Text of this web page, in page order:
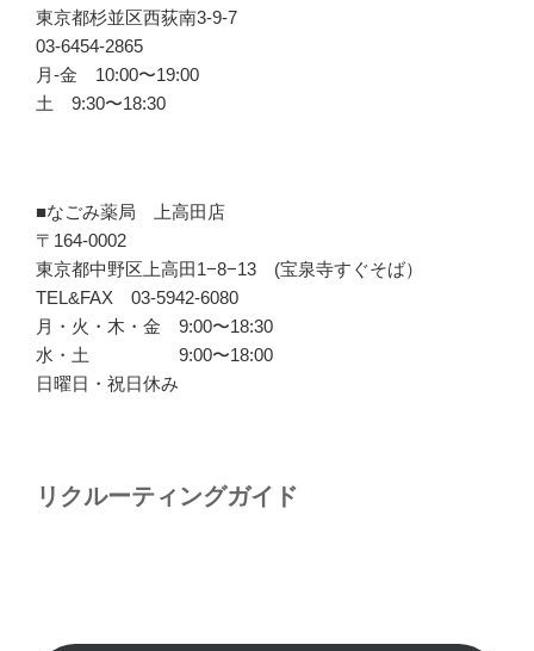
東京都杉並区西荻南3-9-7
03-6454-2865
月-金 10:00〜19:00
土 9:30〜18:30
■なごみ薬局 上高田店
〒164-0002
東京都中野区上高田1−8−13 (宝泉寺すぐそば）
TEL&FAX 03-5942-6080
月・火・木・金 9:00〜18:30
水・土 9:00〜18:00
日曜日・祝日休み
リクルーティングガイド